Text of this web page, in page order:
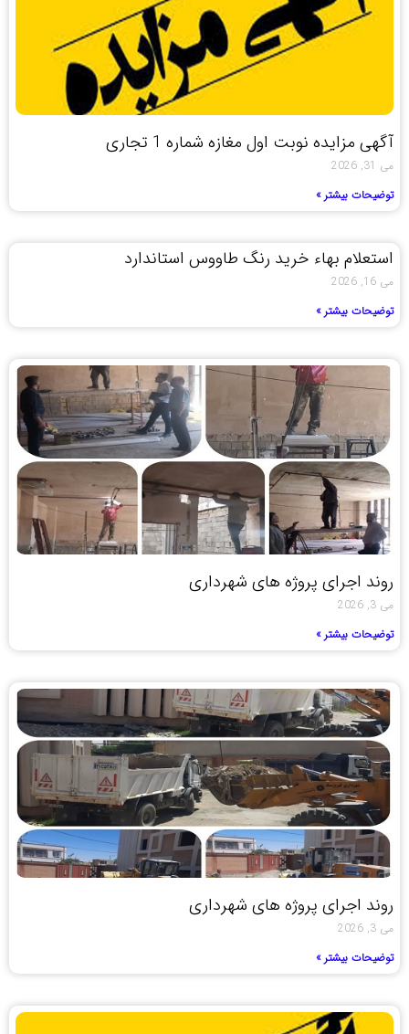
آگهی مزایده نوبت اول مغازه شماره 1 تجاری
می 31, 2026
توضیحات بیشتر »
استعلام بهاء خرید رنگ طاووس استاندارد
می 16, 2026
توضیحات بیشتر »
روند اجرای پروژه های شهرداری
می 3, 2026
توضیحات بیشتر »
روند اجرای پروژه های شهرداری
می 3, 2026
توضیحات بیشتر »